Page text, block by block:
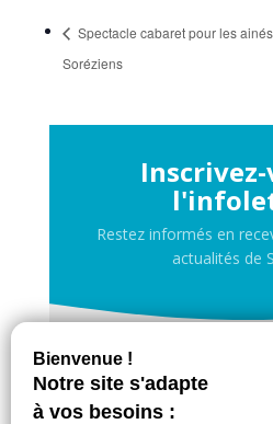
Spectacle cabaret pour les ainés
Soréziens
Restez informés en
actualités de
Je